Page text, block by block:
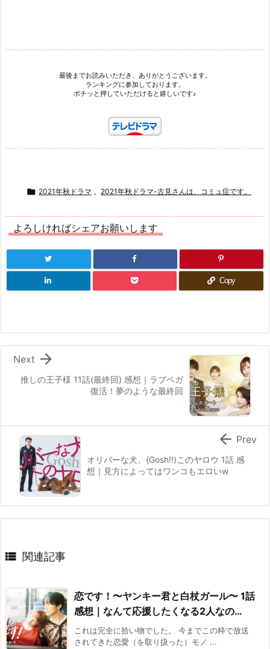
最後までお読みいただき、ありがとうございます。
ランキングに参加しております。
ポチッと押していただけると嬉しいです♪
 2021年秋ドラマ , 2021年秋ドラマ-古見さんは、コミュ症です。
よろしければシェアお願いします
Copy
推しの王子様 11話(最終回) 感想｜ラブペガ
復活！夢のような最終回

Next
オリバーな犬、(Gosh!!)このヤロウ 1話 感
想｜見方によってはワンコもエロいw
 Prev
 関連記事
恋です！〜ヤンキー君と白杖ガール〜 1話
感想｜なんて応援したくなる2人なの…
これは完全に拾い物でした。 今までこの枠で放送
されてきた恋愛（を取り扱った）モノ ...